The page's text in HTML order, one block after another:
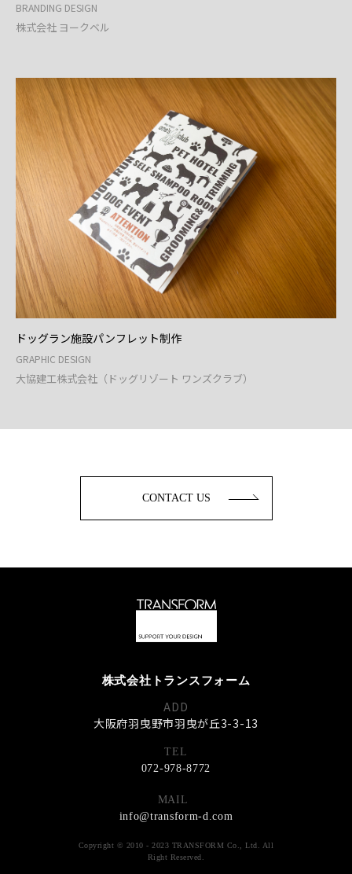
BRANDING DESIGN
株式会社 ヨークベル
ドッグラン施設パンフレット制作
GRAPHIC DESIGN
大協建工株式会社（ドッグリゾート ワンズクラブ）
CONTACT US
株式会社トランスフォーム
ADD
大阪府羽曳野市羽曳が丘3-3-13
TEL
072-978-8772
MAIL
info@transform-d.com
Copyright © 2010 - 2023 TRANSFORM Co., Ltd. All
Right Reserved.